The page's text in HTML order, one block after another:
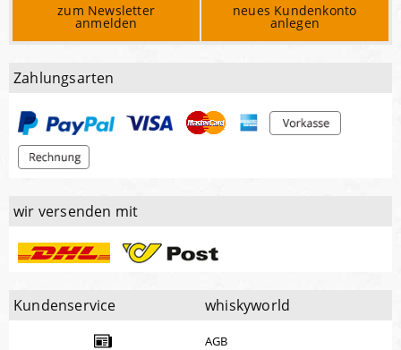
zum Newsletter
anmelden
neues Kundenkonto
anlegen
Zahlungsarten
wir versenden mit
Kundenservice whiskyworld
AGB